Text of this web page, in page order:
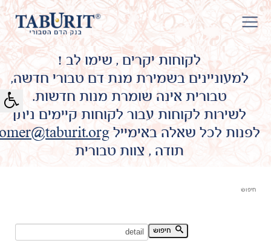
לקוחות יקרים , שימו לב !
למעוניינים בשמירת מנת דם טבורי חדשה,
טבורית אינה שומרת מנות חדשות.
לשירות לקוחות עבור לקוחות קיימים ניתן
לפנות לכל שאלה באימייל
תודה , צוות טבורית
חיפוש
חיפוש מילת מפתח: